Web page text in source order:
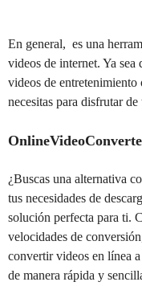
En general, es una
videos de internet. Ya
videos de
necesitas para disfrutar
¿Buscas una alternativa
tus necesidades de
solución perfecta para ti.
velocidades de
convertir videos en línea
de manera rápida y